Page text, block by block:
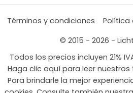
Términos y condiciones Política
© 2015 - 2026 -
Todos los precios incluyen 21%
Haga clic aquí para leer
Para brindarle la mejor